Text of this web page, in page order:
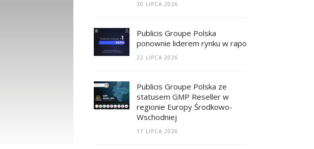
30 LIPCA 2026
Publicis Groupe Polska
ponownie liderem rynku w raporcie RECMA
22 LIPCA 2026
Publicis Groupe Polska ze
statusem GMP Reseller w
regionie Europy Środkowo-
Wschodniej
17 LIPCA 2026